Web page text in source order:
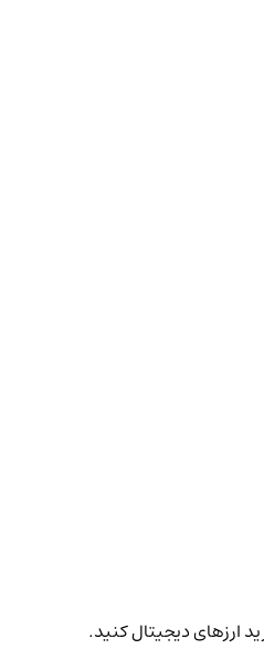
ارزهای دیجیتال کنید.